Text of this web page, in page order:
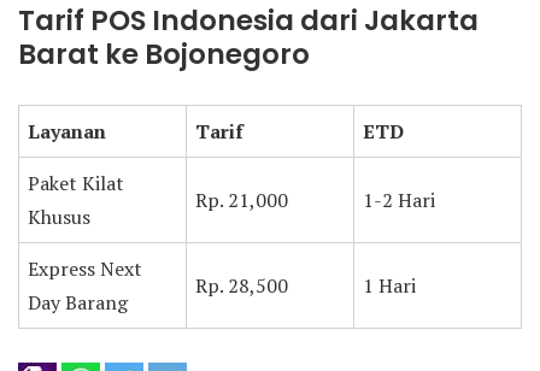
Tarif POS Indonesia dari Jakarta
Barat ke Bojonegoro
Layanan Tarif
ETD
Paket Kilat
Khusus
Rp. 21,000 1-2 Hari
Express Next
Day Barang
Rp. 28,500 1 Hari